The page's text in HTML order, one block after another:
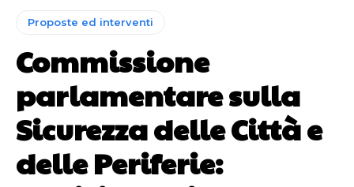
Proposte ed interventi
Commissione
parlamentare sulla
Sicurezza delle Città e
delle Periferie: